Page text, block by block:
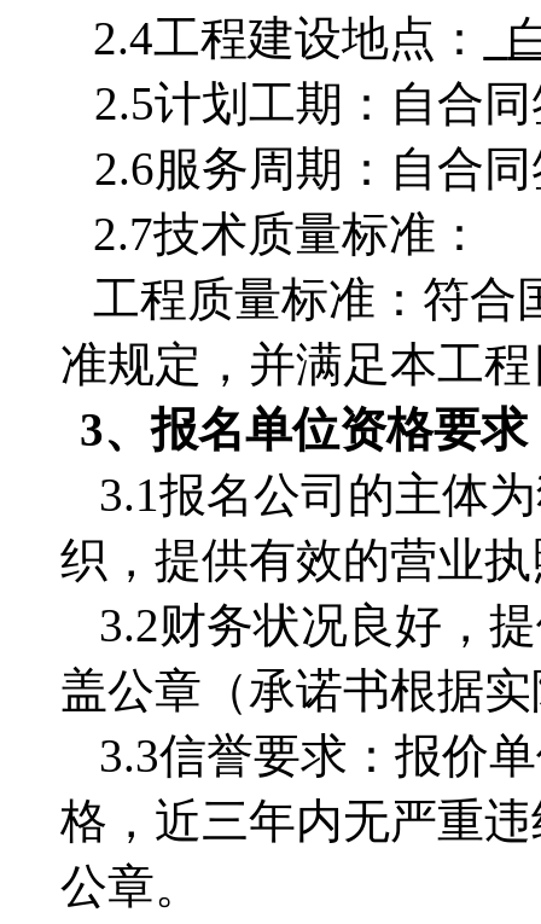
2.4工程建设地点：
2.5计划工期：自合
2.6服务周期：自
2.7技术质量标准：
工程质量标准：符合
准规定，并满足本工
3、报名单位资格要求
3.1报名公司的主体
织，提供有效的营业
3.2财务状况良好，
盖公章（承诺书根据
3.3信誉要求：报价
格，近三年内无严重
公章。